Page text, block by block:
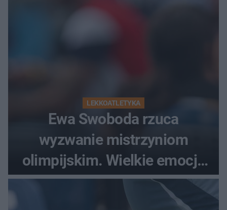
LEKKOATLETYKA
Ewa Swoboda rzuca
wyzwanie mistrzyniom
olimpijskim. Wielkie emocje
podczas Silesia Memoriału
Kamili Skolimowskiej